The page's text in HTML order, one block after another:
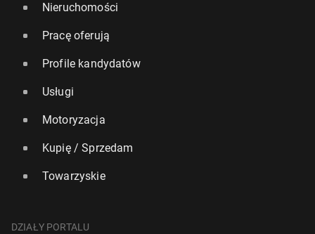
Nieruchomości
Pracę oferują
Profile kandydatów
Usługi
Motoryzacja
Kupię / Sprzedam
Towarzyskie
DZIAŁY PORTALU